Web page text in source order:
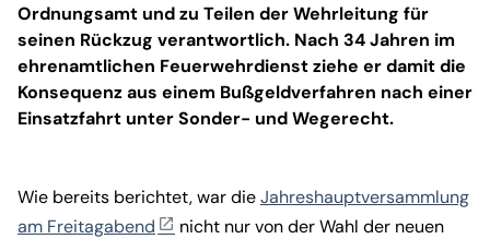
Ordnungsamt und zu Teilen der Wehrleitung für
seinen Rückzug verantwortlich. Nach 34 Jahren im
ehrenamtlichen Feuerwehrdienst ziehe er damit die
Konsequenz aus einem Bußgeldverfahren nach einer
Einsatzfahrt unter Sonder- und Wegerecht.
Wie bereits berichtet, war dieJahreshauptversammlung
am Freitagabend
nicht nur von der Wahl der neuen